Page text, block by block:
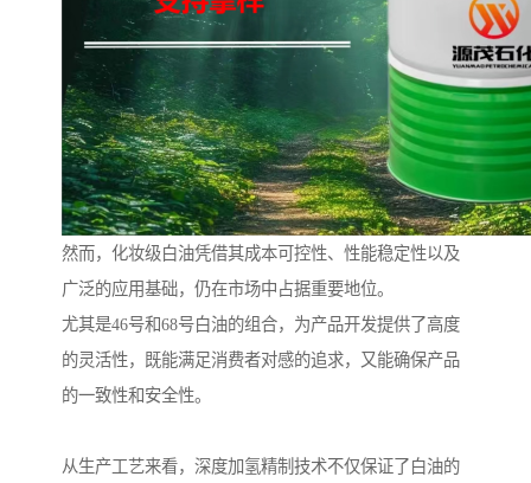
然而，化妆级白油凭借其成本可控性、性能稳定性以及
广泛的应用基础，仍在市场中占据重要地位。
尤其是46号和68号白油的组合，为产品开发提供了高度
的灵活性，既能满足消费者对感的追求，又能确保产品
的一致性和安全性。
从生产工艺来看，深度加氢精制技术不仅保证了白油的